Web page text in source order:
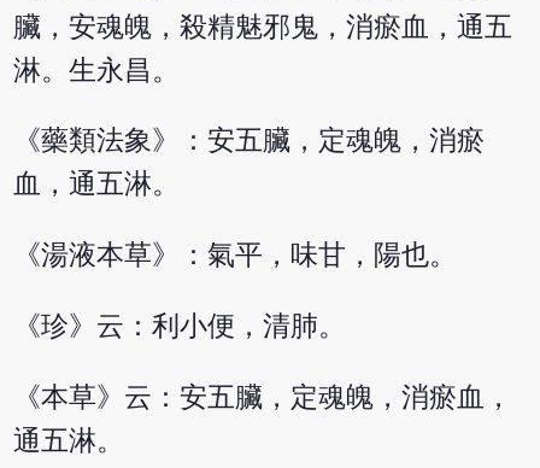
臟，安魂魄，殺精魅邪鬼，消瘀血，通五
淋。生永昌。
《藥類法象》：安五臟，定魂魄，消瘀
血，通五淋。
《湯液本草》：氣平，味甘，陽也。
《珍》云：利小便，清肺。
《本草》云：安五臟，定魂魄，消瘀血，
通五淋。